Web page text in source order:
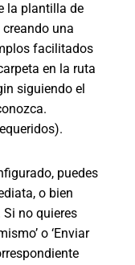
la plantilla de
una
facilitados
en la ruta
siguiendo el
puedes
o bien
no quieres
o ‘Enviar